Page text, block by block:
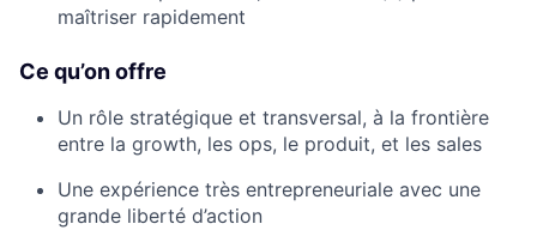
maîtriser rapidement
Ce qu’on offre
Un rôle stratégique et transversal, à la frontière
entre la growth, les ops, le produit, et les sales
Une expérience très entrepreneuriale avec une
grande liberté d’action